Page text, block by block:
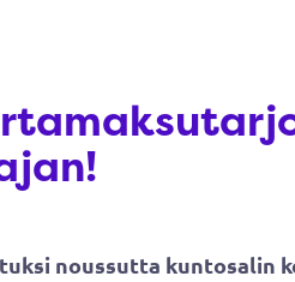
noussutta kuntosalin